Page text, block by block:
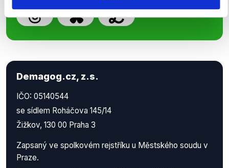
Demagog.cz, z.s.
IČO: 05140544
se sídlem Roháčova 145/14
Žižkov, 130 00 Praha 3
Zapsaný ve spolkovém rejstříku u Městského soudu v
Praze.